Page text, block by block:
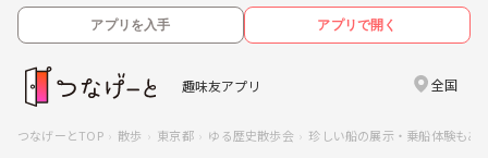
アプリを入手 アプリで開く
趣味友アプリ 全国
つなげーとTOP 散歩 東京都 ゆる歴史散歩会 珍しい船の展示・乗船体験もあ